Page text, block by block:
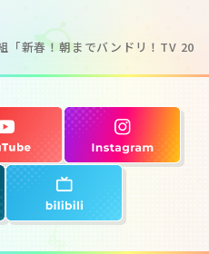
「新春！朝までバンドリ！TV